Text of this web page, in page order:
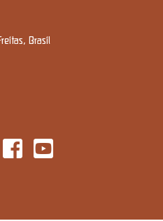
Brasil